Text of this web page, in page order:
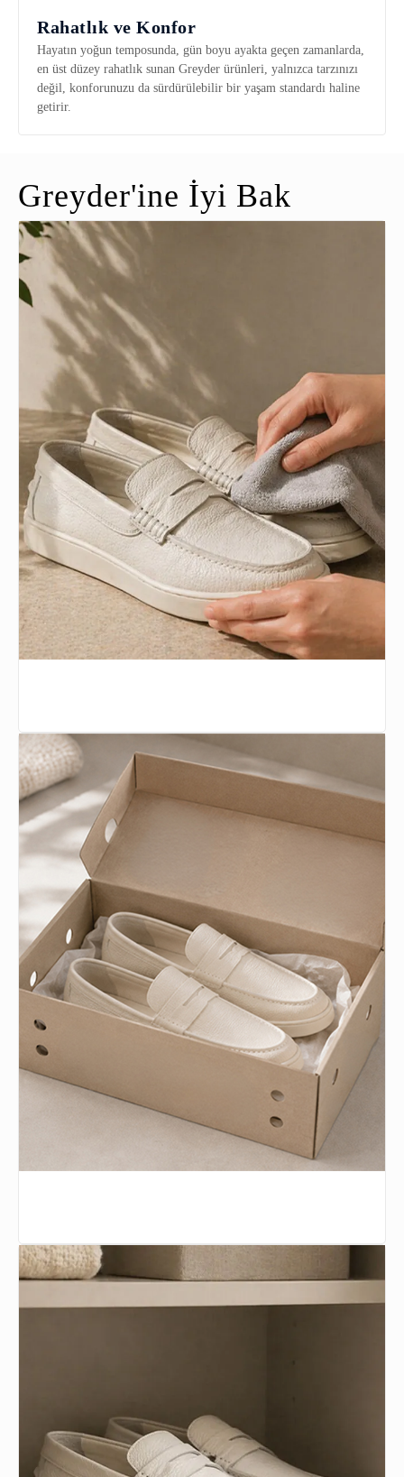
Rahatlık ve Konfor
Hayatın yoğun temposunda, gün boyu ayakta geçen zamanlarda,
en üst düzey rahatlık sunan Greyder ürünleri, yalnızca tarzınızı
değil, konforunuzu da sürdürülebilir bir yaşam standardı haline
getirir.
Greyder'ine İyi Bak